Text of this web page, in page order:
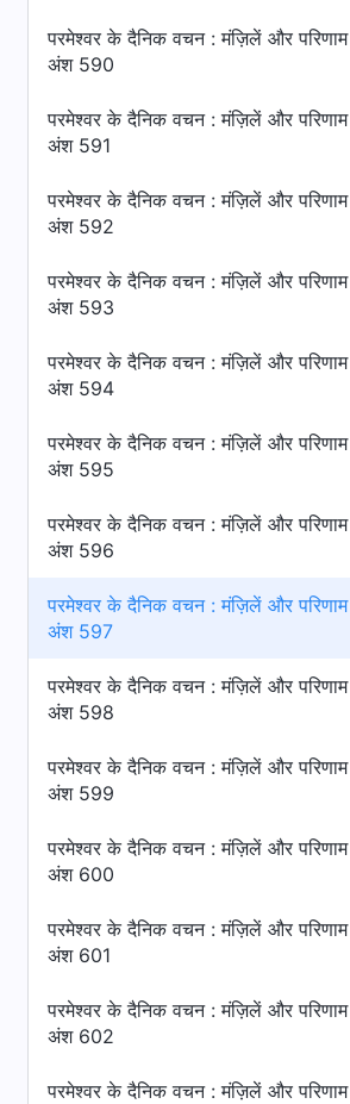
परमेश्वर के दैनिक वचन : मंज़िलें और परिणाम |
अंश 590
परमेश्वर के दैनिक वचन : मंज़िलें और परिणाम |
अंश 591
परमेश्वर के दैनिक वचन : मंज़िलें और परिणाम |
अंश 592
परमेश्वर के दैनिक वचन : मंज़िलें और परिणाम |
अंश 593
परमेश्वर के दैनिक वचन : मंज़िलें और परिणाम |
अंश 594
परमेश्वर के दैनिक वचन : मंज़िलें और परिणाम |
अंश 595
परमेश्वर के दैनिक वचन : मंज़िलें और परिणाम |
अंश 596
परमेश्वर के दैनिक वचन : मंज़िलें और परिणाम |
अंश 597
परमेश्वर के दैनिक वचन : मंज़िलें और परिणाम |
अंश 598
परमेश्वर के दैनिक वचन : मंज़िलें और परिणाम |
अंश 599
परमेश्वर के दैनिक वचन : मंज़िलें और परिणाम |
अंश 600
परमेश्वर के दैनिक वचन : मंज़िलें और परिणाम |
अंश 601
परमेश्वर के दैनिक वचन : मंज़िलें और परिणाम |
अंश 602
परमेश्वर के दैनिक वचन : मंज़िलें और परिणाम |